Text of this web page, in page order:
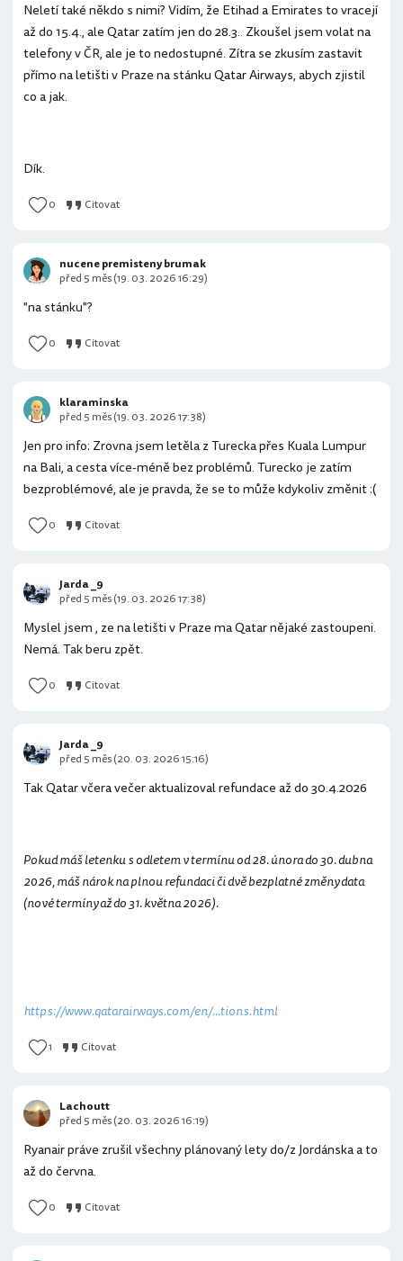
Neletí také někdo s nimi? Vidím, že Etihad a Emirates to vracejí
až do 15.4., ale Qatar zatím jen do 28.3.. Zkoušel jsem volat na
telefony v ČR, ale je to nedostupné. Zítra se zkusím zastavit
přímo na letišti v Praze na stánku Qatar Airways, abych zjistil
co a jak.
Dík.
0 Citovat
"na stánku"?
0 Citovat
nucene premisteny brumak
před 5 měs (19. 03. 2026 16:29)
Jen pro info: Zrovna jsem letěla z Turecka přes Kuala Lumpur
na Bali, a cesta více-méně bez problémů. Turecko je zatím
bezproblémové, ale je pravda, že se to může kdykoliv změnit :(
0 Citovat
klaraminska
před 5 měs (19. 03. 2026 17:38)
Myslel jsem , ze na letišti v Praze ma Qatar nějaké zastoupeni.
Nemá. Tak beru zpět.
0 Citovat
Jarda _9
před 5 měs (19. 03. 2026 17:38)
Tak Qatar včera večer aktualizoval refundace až do 30.4.2026
Pokud máš letenku s odletem v termínu od 28. února do 30. dubna
2026, máš nárok na plnou refundaci či dvě bezplatné změny data
(nové termíny až do 31. května 2026).
https://www.qatarairways.com/en/...tions.html
1 Citovat
Jarda _9
před 5 měs (20. 03. 2026 15:16)
Ryanair práve zrušil všechny plánovaný lety do/z Jordánska a to
až do června.
0 Citovat
Lachoutt
před 5 měs (20. 03. 2026 16:19)